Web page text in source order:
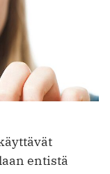
entistä